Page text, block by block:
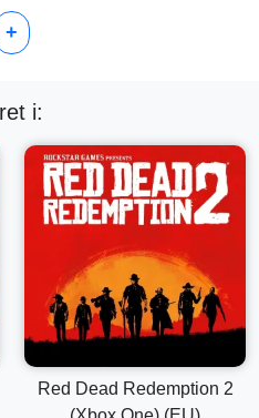
+
i:
Red Dead Redemption 2